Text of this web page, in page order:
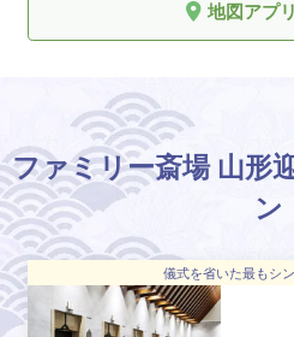
地図アプ
ファミリー斎場 山形
ン
儀式を省いた最もシ